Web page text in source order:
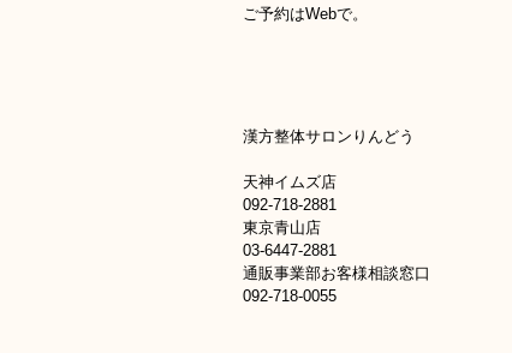
ご予約はWebで。
漢方整体サロンりんどう
天神イムズ店
092-718-2881
東京青山店
03-6447-2881
通販事業部お客様相談窓口
092-718-0055